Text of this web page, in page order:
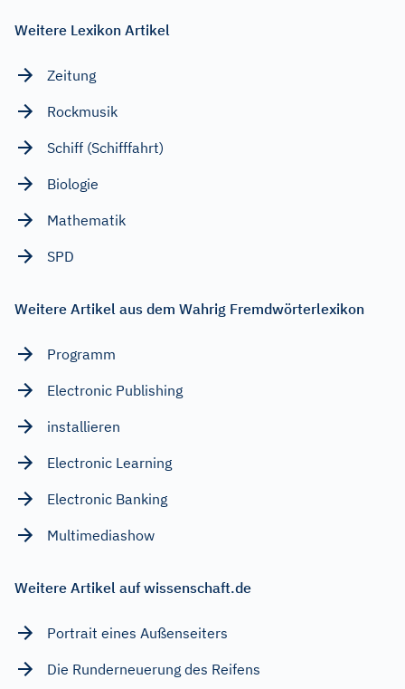
Weitere Lexikon Artikel
Zeitung
Rockmusik
Schiff (Schifffahrt)
Biologie
Mathematik
SPD
Weitere Artikel aus dem Wahrig Fremdwörterlexikon
Programm
Electronic Publishing
installieren
Electronic Learning
Electronic Banking
Multimediashow
Weitere Artikel auf wissenschaft.de
Portrait eines Außenseiters
Die Runderneuerung des Reifens